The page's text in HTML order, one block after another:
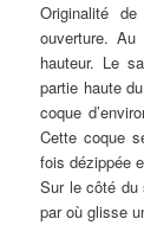
Originalité
ouverture.
hauteur. Le
partie haute
coque
Cette coque
fois dézippée
Sur le côté du
par où glisse